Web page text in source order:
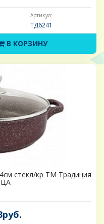
Артикул:
ТД6241
В КОРЗИНУ
стекл/кр ТМ Традиция